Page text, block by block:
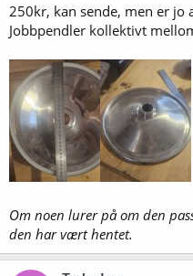
250kr, kan sende, men er jo
Jobbpendler kollektivt
Om noen lurer på om den
den har vært hentet.